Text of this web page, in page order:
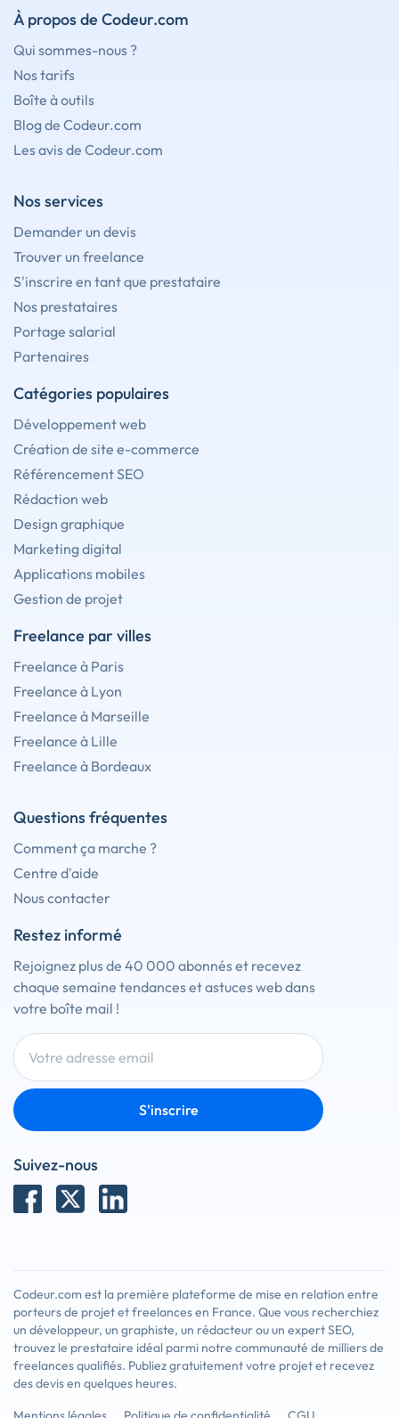
À propos de Codeur.com
Qui sommes-nous ?
Nos tarifs
Boîte à outils
Blog de Codeur.com
Les avis de Codeur.com
Nos services
Demander un devis
Trouver un freelance
S'inscrire en tant que prestataire
Nos prestataires
Portage salarial
Partenaires
Catégories populaires
Développement web
Création de site e-commerce
Référencement SEO
Rédaction web
Design graphique
Marketing digital
Applications mobiles
Gestion de projet
Freelance par villes
Freelance à Paris
Freelance à Lyon
Freelance à Marseille
Freelance à Lille
Freelance à Bordeaux
Questions fréquentes
Comment ça marche ?
Centre d'aide
Nous contacter
Restez informé
Rejoignez plus de 40 000 abonnés et recevez
chaque semaine tendances et astuces web dans
votre boîte mail !
S'inscrire
Suivez-nous
Codeur.com est la première plateforme de mise en relation entre
porteurs de projet et freelances en France. Que vous recherchiez
un développeur, un graphiste, un rédacteur ou un expert SEO,
trouvez le prestataire idéal parmi notre communauté de milliers de
freelances qualifiés. Publiez gratuitement votre projet et recevez
des devis en quelques heures.